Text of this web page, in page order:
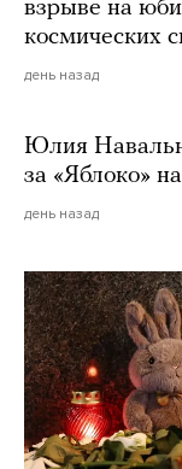
взрыве на
космических
день назад
Юлия
за «Яблоко»
день назад